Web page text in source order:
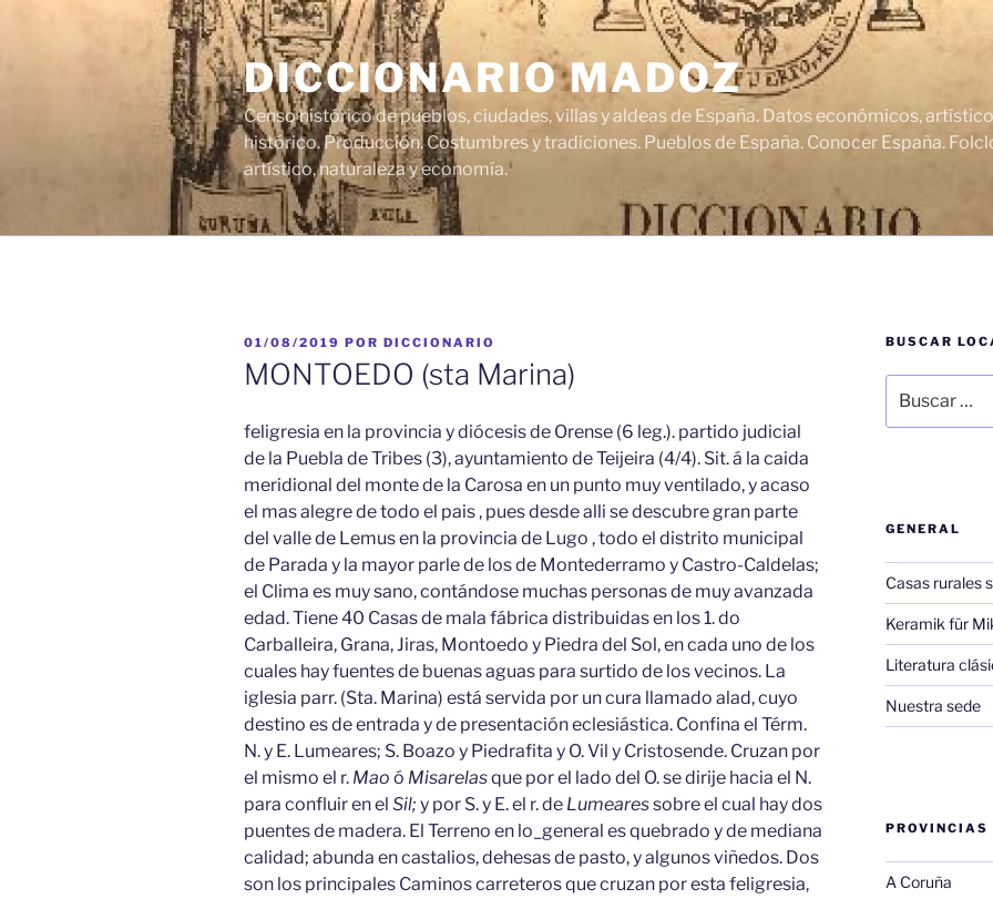
DICCIONARIO MADOZ
Censo histórico de pueblos, ciudades, villas y aldeas de España. Datos económicos,
histórico. Producción. Costumbres y tradiciones. Pueblos de España. Conocer España.
artístico, naturaleza y economía.
PUBLICADO
EL
01/08/2019 POR DICCIONARIO
MONTOEDO (sta Marina)
feligresia en la provincia y diócesis de Orense (6 leg.). partido judicial
de la Puebla de Tribes (3), ayuntamiento de Teijeira (4/4). Sit. á la caida
meridional del monte de la Carosa en un punto muy ventilado, y acaso
el mas alegre de todo el pais , pues desde alli se descubre gran parte
del valle de Lemus en la provincia de Lugo , todo el distrito municipal
de Parada y la mayor parle de los de Montederramo y Castro-Caldelas;
el Clima es muy sano, contándose muchas personas de muy avanzada
edad. Tiene 40 Casas de mala fábrica distribuidas en los 1. do
Carballeira, Grana, Jiras, Montoedo y Piedra del Sol, en cada uno de los
cuales hay fuentes de buenas aguas para surtido de los vecinos. La
iglesia parr. (Sta. Marina) está servida por un cura llamado alad, cuyo
destino es de entrada y de presentación eclesiástica. Confina el Térm.
N. y E. Lumeares; S. Boazo y Piedrafita y O. Vil y Cristosende. Cruzan por
el mismo el r. Mao ó Misarelasque por el lado del O. se dirije hacia el N.
para confluir en el Sil; y por S. y E. el r. de Lumearessobre el cual hay dos
puentes de madera. El Terreno en lo_general es quebrado y de mediana
calidad; abunda en castalios, dehesas de pasto, y algunos viñedos. Dos
son los principales Caminos carreteros que cruzan por esta feligresia,
BUSCAR
por:
GENERAL
Casas rurales
Keramik für
Literatura
Nuestra sede
PROVINCIAS
A Coruña